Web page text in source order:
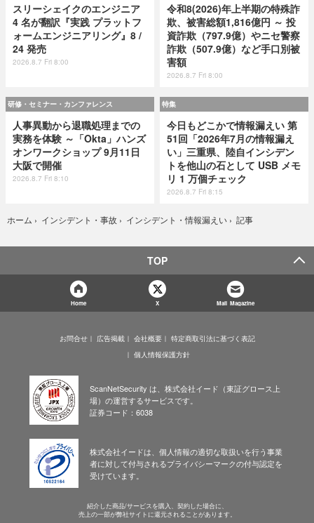
スリーシェイクのエンジニア
4 名が翻訳『実践 プラットフ
ォームエンジニアリング』8 /
24 発売
2026.8.7 Fri 8:00
令和8(2026)年上半期の特殊詐
欺、被害総額1,816億円 ～ 投
資詐欺（797.9億）やニセ警察
詐欺（507.9億）など手口別被
害額
2026.8.7 Fri 8:00
研修・セミナー・カンファレンス
人事異動から退職処理までの
実務を体験 ～「Okta」ハンズ
オンワークショップ 9月11日
大阪で開催
2026.8.7 Fri 8:10
特集
今日もどこかで情報漏えい 第
51回「2026年7月の情報漏え
い」三重県、陸自インシデン
トを他山の石として USB メモ
リ 1 万個チェック
2026.8.7 Fri 8:15
ホーム › インシデント・事故 › インシデント・情報漏えい › 記事
TOP
Home X Mail Magazine
お問合せ 広告掲載 会社概要
特定商取引法に基づく表記
個人情報保護方針
ScanNetSecurity は、株式会社イード（東証グロース上
場）の運営するサービスです。
証券コード：6038
株式会社イードは、個人情報の適切な取扱いを行う事業
者に対して付与されるプライバシーマークの付与認定を
受けています。
紹介した商品/サービスを購入、契約した場合に、
売上の一部が弊社サイトに還元されることがあります。